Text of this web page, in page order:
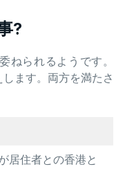
?
ねられるようです。
ます。両方を満たさ
居住者との香港と